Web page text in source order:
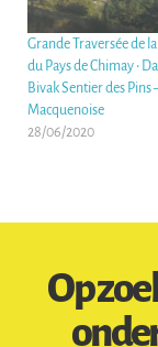
Grande Traversée de
du Pays de Chimay •
Bivak Sentier des Pins
Macquenoise
28/06/2020
Op